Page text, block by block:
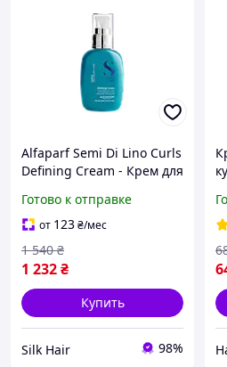
Alfaparf Semi Di Lino Curls
Defining Cream - Крем для
Готово к отправке
от 123₴/мес
1 232₴
1 540 ₴
Купить
Silk Hair 98%